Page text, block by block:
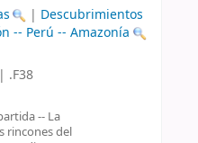
| Descubrimientos
-- Perú -- Amazonía
.F38
-- La
rincones del